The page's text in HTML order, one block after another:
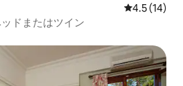
レビュー14
4.5 (14)
ドまたはツイン